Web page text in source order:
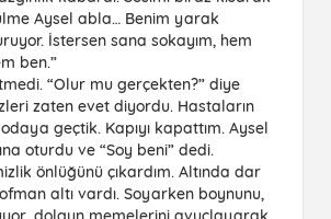
Aysel abla… Benim yarak
İstersen sana sokayım, hem
ben.”
“Olur mu gerçekten?” diye
zaten evet diyordu. Hastaların
geçtik. Kapıyı kapattım. Aysel
oturdu ve “Soy beni” dedi.
önlüğünü çıkardım. Altında dar
altı vardı. Soyarken boynunu,